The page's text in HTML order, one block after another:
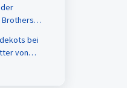
Brothers
bei
von